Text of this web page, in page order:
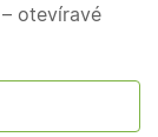
– otevíravé